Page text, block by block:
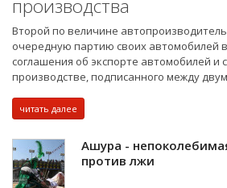
производства
Второй по величине
очередную партию своих автомобилей
соглашения об экспорте автомобилей и
производстве, подписанного между
читать далее
Ашура -
против лжи